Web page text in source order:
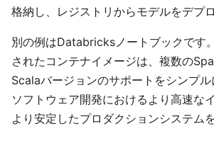
格納し、レジストリからモデルをデプ
別の例はDatabricksノートブックです
されたコンテナイメージは、複数の
Scalaバージョンのサポートをシンプ
ソフトウェア開発におけるより高速な
より安定したプロダクションシステム